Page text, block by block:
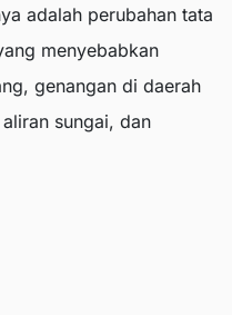
adalah perubahan tata
menyebabkan
genangan di daerah
sungai, dan